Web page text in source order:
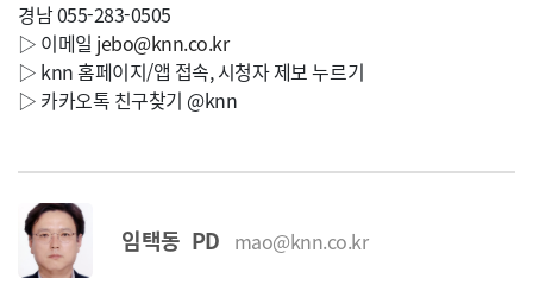
경남 055-283-0505
▷ 이메일 jebo@knn.co.kr
▷ knn 홈페이지/앱 접속, 시청자 제보 누르기
▷ 카카오톡 친구찾기 @knn
임택동 PD mao@knn.co.kr